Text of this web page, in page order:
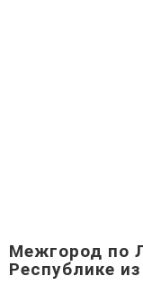
Межгород по
Республике